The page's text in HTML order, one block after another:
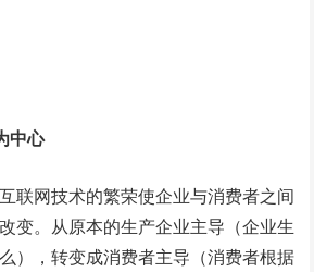
中心
联网技术的繁荣使企业与消费者之间
变。从原本的生产企业主导（企业生
），转变成消费者主导（消费者根据